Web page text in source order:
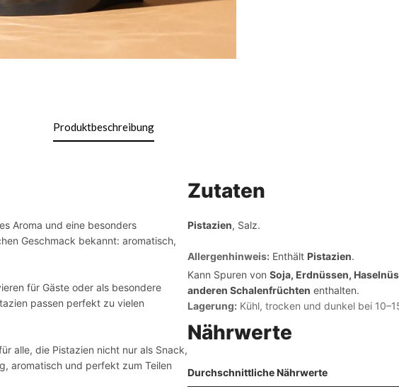
Produktbeschreibung
Aroma und eine besonders
Geschmack bekannt: aromatisch,
für Gäste oder als besondere
passen perfekt zu vielen
alle, die Pistazien nicht nur als Snack,
aromatisch und perfekt zum Teilen
Zutaten
Pistazien, Salz.
Allergenhinweis: Enthält Pistazien.
Kann Spuren vonSoja, Erdnüssen,
anderen Schalenfrüchten enthalten.
Lagerung: Kühl, trocken und dunkel bei
Nährwerte
Durchschnittliche Nährwerte